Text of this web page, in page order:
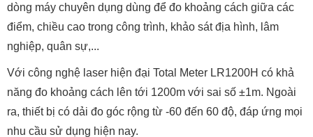
dòng máy chuyên dụng dùng để đo khoảng cách giữa các
điểm, chiều cao trong công trình, khảo sát địa hình, lâm
nghiệp, quân sự,...
Với công nghệ laser hiện đại Total Meter LR1200H có khả
năng đo khoảng cách lên tới 1200m với sai số ±1m. Ngoài
ra, thiết bị có dải đo góc rộng từ -60 đến 60 độ, đáp ứng mọi
nhu cầu sử dụng hiện nay.